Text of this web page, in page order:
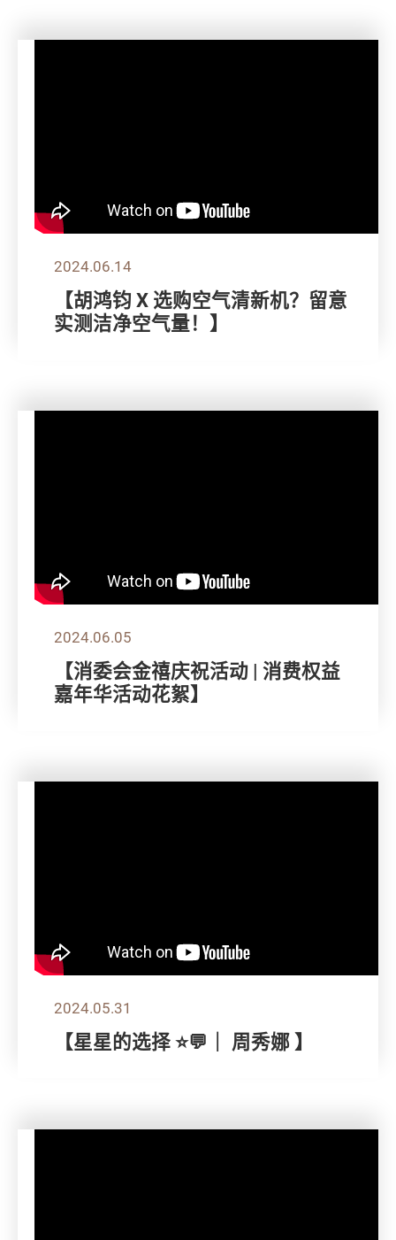
2024.06.14
【胡鸿钧 X 选购空气清新机？留意
实测洁净空气量！】
2024.06.05
【消委会金禧庆祝活动 | 消费权益
嘉年华活动花絮】
2024.05.31
【星星的选择 ⭐💬｜ 周秀娜 】